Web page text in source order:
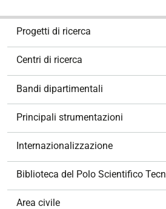
Progetti di ricerca
Centri di ricerca
Bandi dipartimentali
Principali strumentazioni
Internazionalizzazione
Biblioteca del Polo Scientifico
Area civile